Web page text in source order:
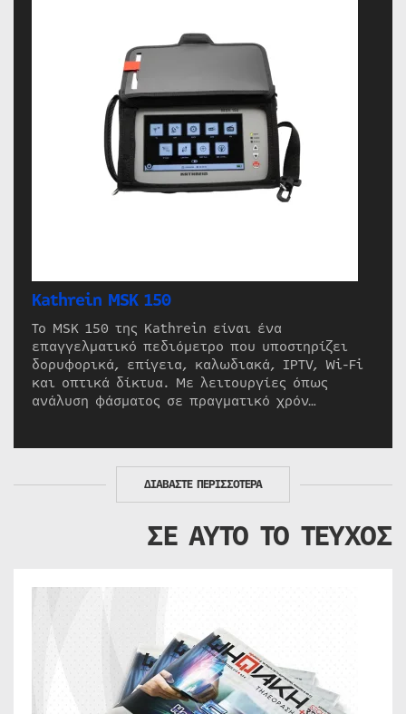
Kathrein MSK 150
Το MSK 150 της Kathrein είναι ένα
επαγγελματικό πεδιόμετρο που υποστηρίζει
δορυφορικά, επίγεια, καλωδιακά, IPTV, Wi-Fi
και οπτικά δίκτυα. Με λειτουργίες όπως
ανάλυση φάσματος σε πραγματικό χρόν…
ΔΙΑΒΑΣΤΕ ΠΕΡΙΣΣΟΤΕΡΑ
ΣΕ ΑΥΤΟ ΤΟ ΤΕΥΧΟΣ